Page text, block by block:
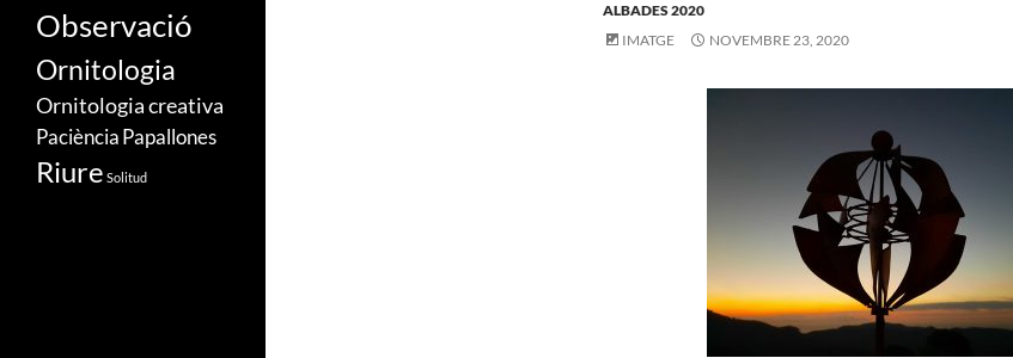
ALBADES 2020
IMATGE
NOVEMBRE 23, 2020
Observació
Ornitologia
Ornitologia creativa
PaciènciaPapallones
Riure Solitud